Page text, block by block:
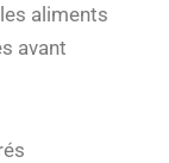
aliments
avant